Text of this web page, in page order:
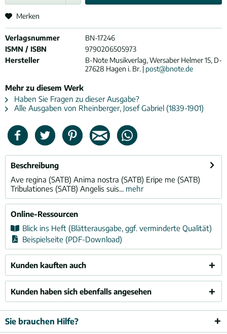
Merken
Verlagsnummer
BN-17246
ISMN / ISBN
9790206505973
Hersteller
B-Note Musikverlag, Wersaber Helmer 15, D-
27628 Hagen i. Br. | post@bnote.de
Mehr zu diesem Werk
Haben Sie Fragen zu dieser Ausgabe?
Alle Ausgaben von Rheinberger, Josef Gabriel (1839-1901)
Beschreibung
Ave regina (SATB) Anima nostra (SATB) Eripe me (SATB)
Tribulationes (SATB) Angelis suis... mehr
Online-Ressourcen
Blick ins Heft (Blätterausgabe, ggf. verminderte Qualität)
Beispielseite (PDF-Download)
Kunden kauften auch
Kunden haben sich ebenfalls angesehen
Sie brauchen Hilfe?